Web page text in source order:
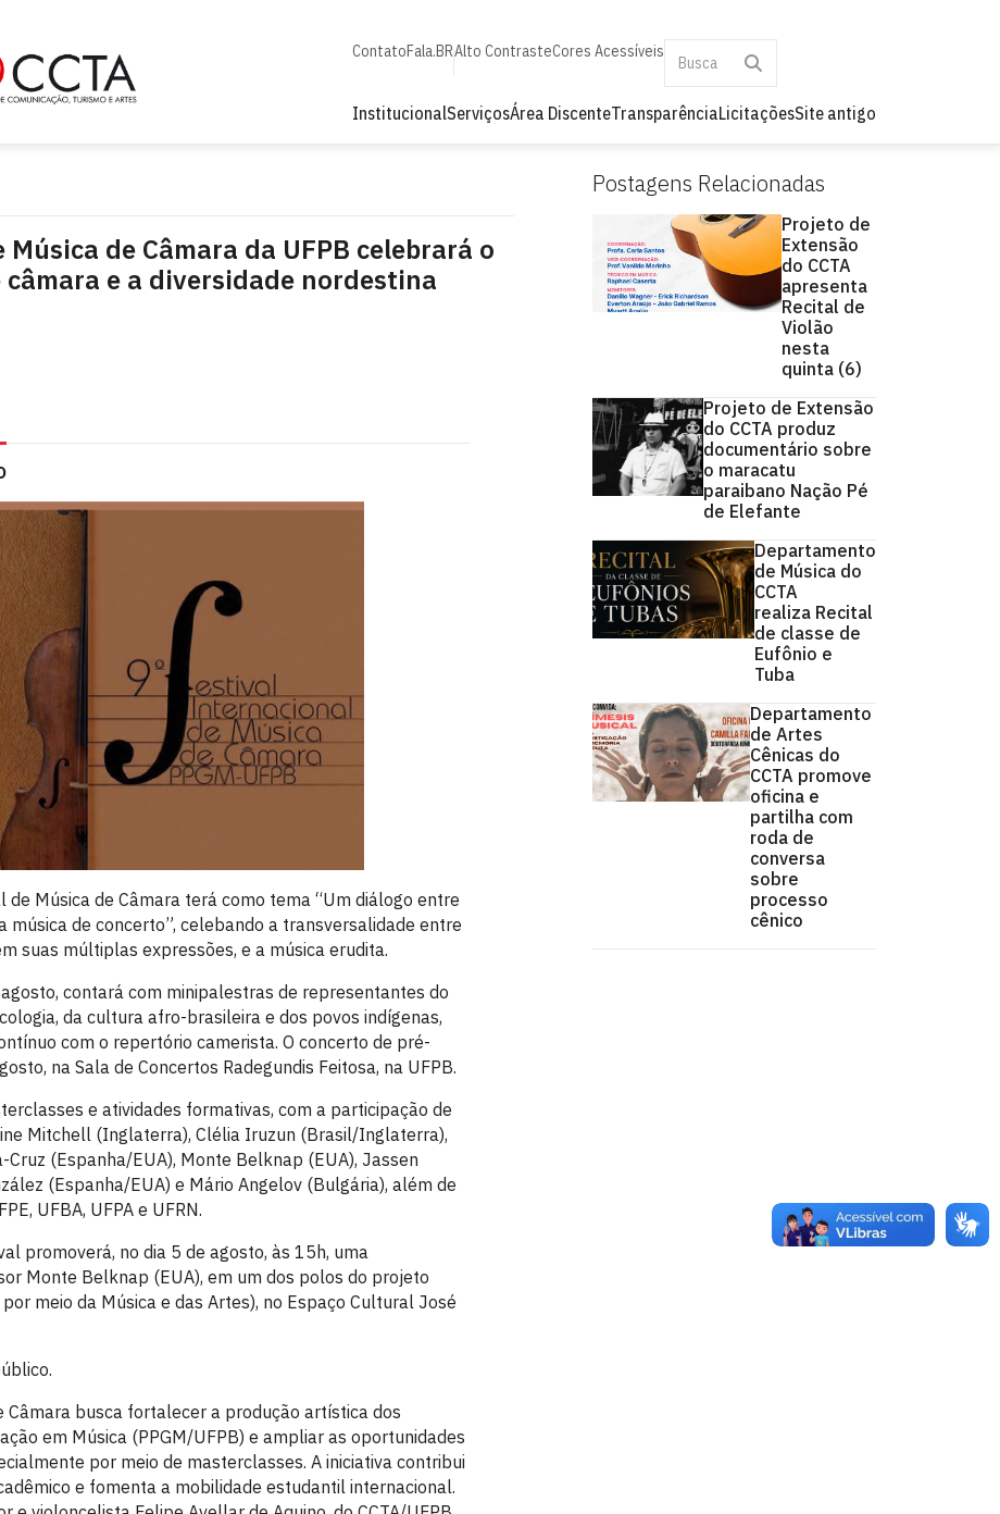
ContatoFala.BRAlto ContrasteCores Acessíveis
InstitucionalServiçosÁrea DiscenteTransparênciaLicitaçõesSite antigo
Postagens Relacionadas
Projeto de
Extensão
do CCTA
apresenta
Recital de
Violão
nesta
quinta (6)
Projeto de Extensão
do CCTA produz
documentário sobre
o maracatu
paraibano Nação Pé
de Elefante
Departamento
de Música do
CCTA
realiza Recital
de classe de
Eufônio e
Tuba
Departamento
de Artes
Cênicas do
CCTA promove
oficina e
partilha com
roda de
conversa
sobre
processo
cênico
de Câmara da UFPB celebrará o
e a diversidade nordestina
Música de Câmara terá como tema “Um diálogo entre
música de concerto”, celebando a transversalidade entre
suas múltiplas expressões, e a música erudita.
contará com minipalestras de representantes do
da cultura afro-brasileira e dos povos indígenas,
com o repertório camerista. O concerto de pré-
na Sala de Concertos Radegundis Feitosa, na UFPB.
e atividades formativas, com a participação de
Mitchell (Inglaterra), Clélia Iruzun (Brasil/Inglaterra),
(Espanha/EUA), Monte Belknap (EUA), Jassen
(Espanha/EUA) e Mário Angelov (Bulgária), além de
UFBA, UFPA e UFRN.
promoverá, no dia 5 de agosto, às 15h, uma
Monte Belknap (EUA), em um dos polos do projeto
meio da Música e das Artes), no Espaço Cultural José
Câmara busca fortalecer a produção artística dos
em Música (PPGM/UFPB) e ampliar as oportunidades
por meio de masterclasses. A iniciativa contribui
e fomenta a mobilidade estudantil internacional.